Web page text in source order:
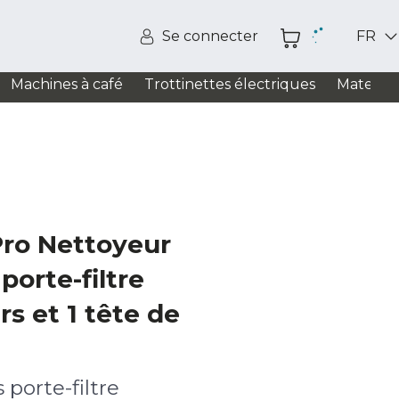
Se connecter FR
Machines à café Trottinettes électriques Matelas
Nettoyeur
filtre
et 1 tête de
porte-filtre